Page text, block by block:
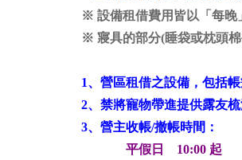
※ 設備租借費用皆以「每晚
※ 寢具的部分(睡袋或枕頭棉
1、營區租借之設備，包括
2、禁將寵物帶進提供露友
3、營主收帳/撤帳時間：
平假日 10:00 起